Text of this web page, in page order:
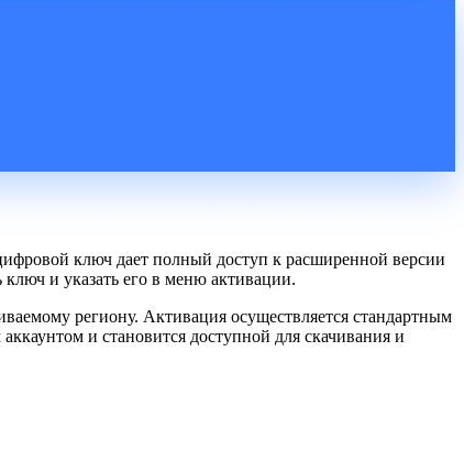
ключ дает полный доступ к расширенной версии
и указать его в меню активации.
региону. Активация осуществляется стандартным
и становится доступной для скачивания и